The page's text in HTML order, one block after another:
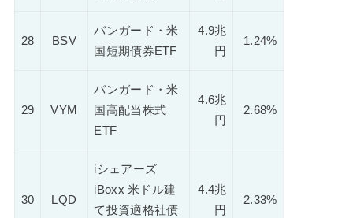
28 BSV
バンガード・米
国短期債券ETF
4.9兆
円
1.24%
29 VYM
バンガード・米
国高配当株式
ETF
4.6兆
円
2.68%
30 LQD
iシェアーズ
iBoxx 米ドル建
て投資適格社債
4.4兆
円
2.33%